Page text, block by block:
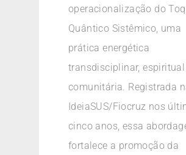
operacionalização do
Quântico Sistêmico, uma
prática energética
transdisciplinar,
comunitária. Registrada
IdeiaSUS/Fiocruz nos
cinco anos, essa
fortalece a promoção da